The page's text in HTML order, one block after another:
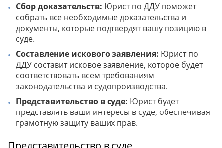
Сбор доказательств: Юрист по ДДУ поможет
собрать все необходимые доказательства и
документы, которые подтвердят вашу позицию в
суде.
Составление искового заявления: Юрист по
ДДУ составит исковое заявление, которое будет
соответствовать всем требованиям
законодательства и судопроизводства.
Представительство в суде: Юрист будет
представлять ваши интересы в суде, обеспечивая
грамотную защиту ваших прав.
Представительство в суде